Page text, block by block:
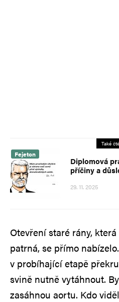
Také
Fejeton
Diplomová
příčiny a
29. 11. 2025
Otevření staré rány,
patrná, se přímo
v probíhající etapě
svině nutně vytáhnout.
zasáhnou aortu. Kdo